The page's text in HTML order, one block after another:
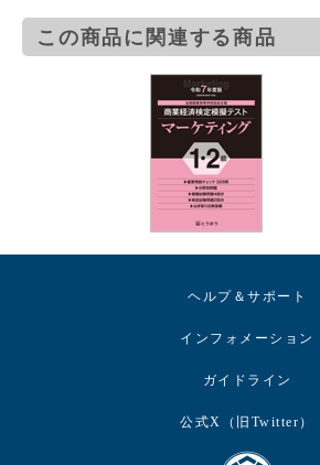
この商品に関連する商品
ヘルプ＆サポート
インフォメーション
ガイドライン
公式X（旧Twitter）